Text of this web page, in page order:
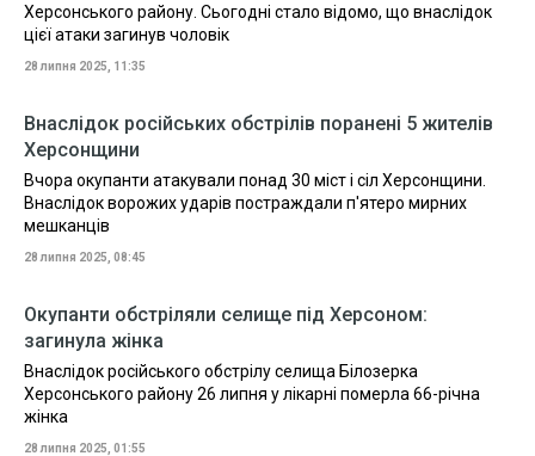
Херсонського району. Сьогодні стало відомо, що внаслідок
цієї атаки загинув чоловік
28 липня 2025, 11:35
Внаслідок російських обстрілів поранені 5 жителів
Херсонщини
Вчора окупанти атакували понад 30 міст і сіл Херсонщини.
Внаслідок ворожих ударів постраждали п'ятеро мирних
мешканців
28 липня 2025, 08:45
Окупанти обстріляли селище під Херсоном:
загинула жінка
Внаслідок російського обстрілу селища Білозерка
Херсонського району 26 липня у лікарні померла 66-річна
жінка
28 липня 2025, 01:55